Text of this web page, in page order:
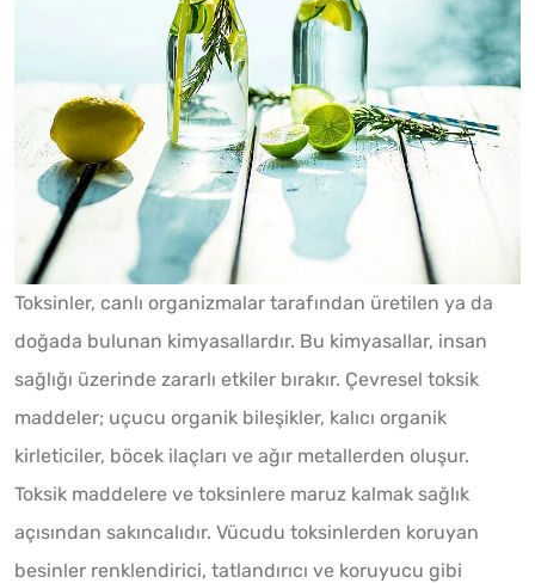
Toksinler, canlı organizmalar tarafından üretilen ya da
doğada bulunan kimyasallardır. Bu kimyasallar, insan
sağlığı üzerinde zararlı etkiler bırakır. Çevresel toksik
maddeler; uçucu organik bileşikler, kalıcı organik
kirleticiler, böcek ilaçları ve ağır metallerden oluşur.
Toksik maddelere ve toksinlere maruz kalmak sağlık
açısından sakıncalıdır. Vücudu toksinlerden koruyan
besinler renklendirici, tatlandırıcı ve koruyucu gibi